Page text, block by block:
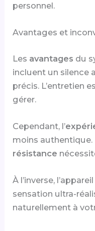
personnel.
Avantages et
Les avantages du
incluent un silence
précis. L’entretien
gérer.
Cependant, l’
moins authentique.
résistance
À l’inverse,
sensation ultra-
naturellement à